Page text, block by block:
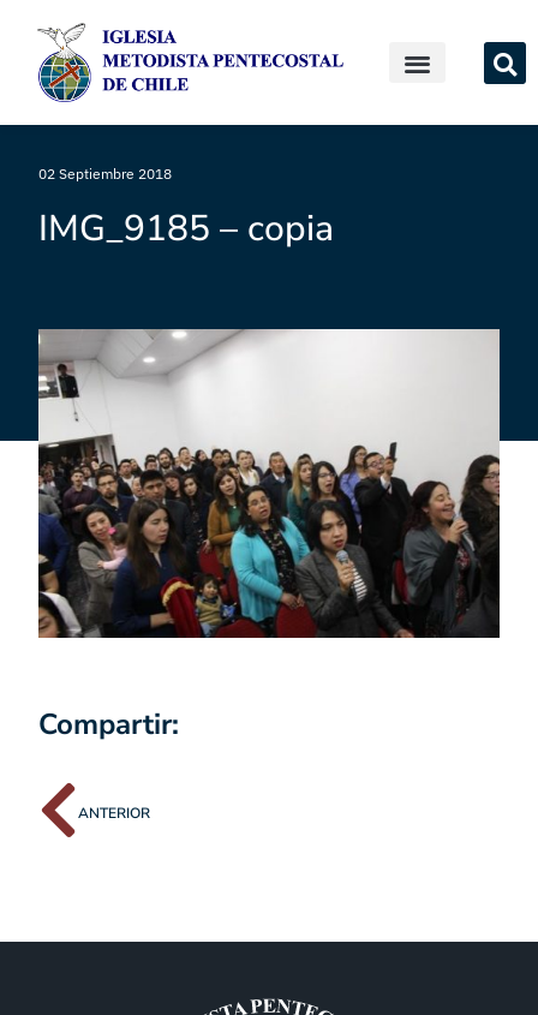
02 Septiembre 2018
IMG_9185 – copia
Compartir:
ANTERIOR